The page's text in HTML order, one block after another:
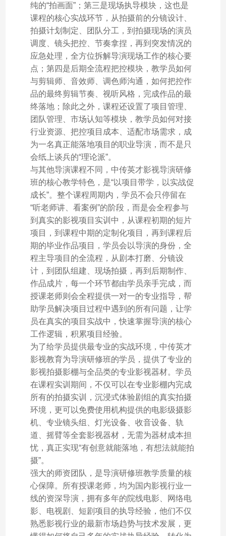
纯的“拍画面”；第三是现场执导模块，这也是
课程的核心实战环节，从拍摄前的分镜设计、
拍摄计划制定、团队分工，到拍摄现场的演员
调度、镜头把控、节奏拿捏，再到突发情况的
应急处理，全方位拆解导演现场工作的核心要
点；第四是后期全流程把控模块，教学员如何
与剪辑师、音效师、调色师沟通，如何把控作
品的最终剪辑节奏、视听风格，完成作品的最
终落地；除此之外，课程还设置了项目管理、
团队管理、市场认知等模块，教学员如何对接
行业资源、把控项目成本、适配市场需求，成
为一名真正能落地项目的职业导演，而不是只
会纸上谈兵的“理论派”。
与其他导演课程不同，中传英才影视导演研修
班的核心教学特色，是“以项目带学，以实战促
成长”。整个课程周期内，学员不会只停留在
“听老师讲、看案例”的阶段，而是会全程参与
到真实的影视项目实训中，从课程初期的短片
项目，到课程中期的定制化项目，再到课程后
期的毕业作品项目，学员会以导演的身份，全
程主导项目的全流程，从剧本打磨、分镜设
计，到团队组建、现场拍摄，再到后期制作、
作品成片，每一个环节都由学员亲手完成，而
授课老师则会全程提供一对一的专业指导，帮
助学员解决项目过程中遇到的所有问题，让学
员在真实的项目实战中，快速掌握导演的核心
工作逻辑，积累项目经验。
为了给学员提供最专业的实战环境，中传英才
影视教育为导演研修班的学员，提供了专业的
影视拍摄影棚与全品类的专业影视器材。学员
在课程实训期间，不仅可以在专业影棚内完成
所有的拍摄实训，沉浸式体验剧组的真实拍摄
环境，更可以免费使用机构提供的电影级摄影
机、专业镜头组、灯光设备、收音设备、轨
道、摇臂等全套影视器材，无需为器材成本担
忧，真正实现“有创意就能落地，有想法就能拍
摄”。
强大的师资团队，是导演研修班教学质量的核
心保障。所有授课老师，均为国内影视行业一
线的资深导演，拥有多年的院线电影、网络电
影、电视剧、短剧项目的执导经验，他们不仅
熟悉影视行业的最新市场趋势与技术发展，更